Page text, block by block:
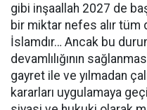
gibi inşaallah 2027 de
bir miktar nefes alır tüm
İslamdır… Ancak bu
devamlılığının
gayret ile ve yılmadan
kararları uygulamaya